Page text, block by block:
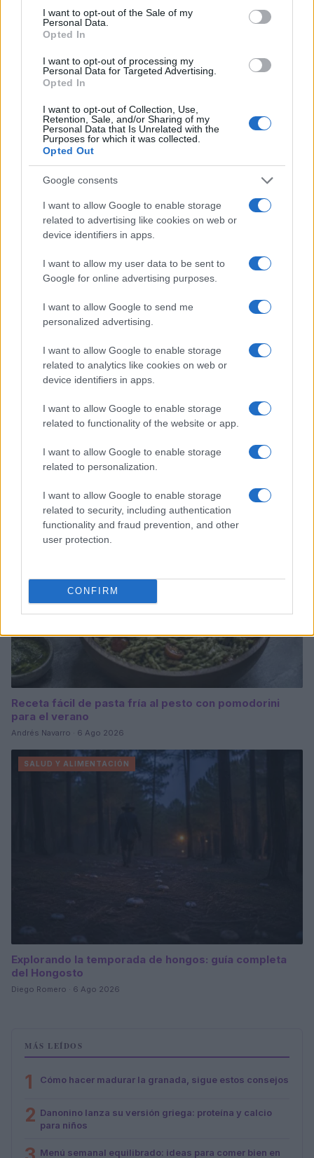
consent section.
I want to opt-out of the Sale of my
Personal Data.
Opted In
I want to opt-out of processing my
Personal Data for Targeted Advertising.
Opted In
I want to opt-out of Collection, Use,
Retention, Sale, and/or Sharing of my
Personal Data that Is Unrelated with the
Purposes for which it was collected.
Opted Out
Google consents
I want to allow Google to enable storage
related to advertising like cookies on web or
device identifiers in apps.
I want to allow my user data to be sent to
Google for online advertising purposes.
I want to allow Google to send me
personalized advertising.
I want to allow Google to enable storage
related to analytics like cookies on web or
device identifiers in apps.
I want to allow Google to enable storage
related to functionality of the website or app.
I want to allow Google to enable storage
related to personalization.
I want to allow Google to enable storage
related to security, including authentication
functionality and fraud prevention, and other
user protection.
CONFIRM
Sigue leyendo
Cómo crear y mantener un starter para pizzas y
pastas perfectas
PASTAS Y PIZZAS
Receta fácil de pasta fría al pesto con pomodorini
para el verano
Andrés Navarro · 6 Ago 2026
SALUD Y ALIMENTACIÓN
Explorando la temporada de hongos: guía completa
del Hongosto
Diego Romero · 6 Ago 2026
MÁS LEÍDOS
1 Cómo hacer madurar la granada, sigue estos consejos
2 Danonino lanza su versión griega: proteína y calcio
para niños
Menú semanal equilibrado: ideas para comer bien en